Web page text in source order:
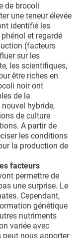
de brocoli
une teneur élevée
identifié les
et regardé
(facteurs
sur les
les scientifiques,
être riches en
noir ont
de la
hybride,
de culture
A partir de
les conditions
la production de
facteurs
permettre de
une surprise. Le
Cependant,
génétique
nutriments
variée avec
peut nous apporter